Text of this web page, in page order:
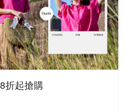
折起搶購